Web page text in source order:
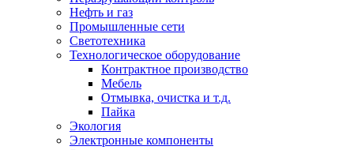
Нефть и газ
Промышленные сети
Светотехника
Технологическое оборудование
Контрактное производство
Мебель
Отмывка, очистка и т.д.
Пайка
Экология
Электронные компоненты